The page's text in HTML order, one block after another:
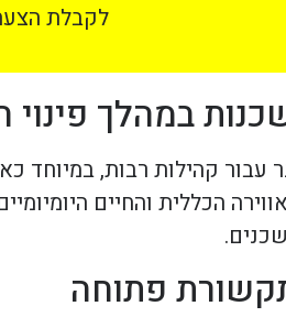
לקבלת
במהלך
עבור קהילות רבות, במיוחד
הכללית והחיים
פתוחה